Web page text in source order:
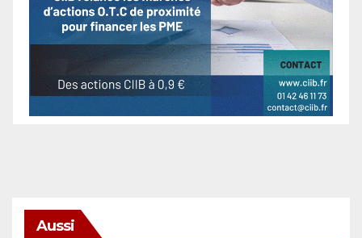
Aussi